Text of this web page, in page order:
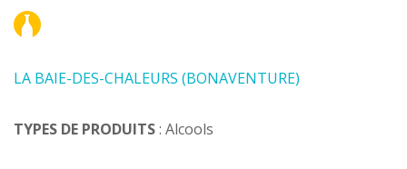
LA BAIE-DES-CHALEURS (BONAVENTURE)
TYPES DE PRODUITS: Alcools